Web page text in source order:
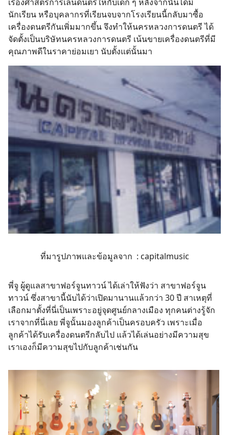
นักเรียน หรือบุคลากรที่เรียนจบจากโรงเรียนนี้กลับมาซื้อ
เครื่องดนตรีกันเพิ่มมากขึ้น จึงทำให้นครหลวงการดนตรี ได้
จัดตั้งเป็นบริษัทนครหลวงการดนตรี เน้นขายเครื่องดนตรีที่มี
คุณภาพดีในราคาย่อมเยา นับตั้งแต่นั้นมา
ที่มารูปภาพและข้อมูลจาก : capitalmusic
พี่จู ผู้ดูแลสาขาฟอร์จูนทาวน์ ได้เล่าให้ฟังว่า สาขาฟอร์จูน
ทาวน์ ซึ่งสาขานี้นับได้ว่าเปิดมานานแล้วกว่า 30 ปี สาเหตุที่
เลือกมาตั้งที่นี่เป็นเพราะอยู่จุดศูนย์กลางเมือง ทุกคนต่างรู้จัก
เราจากที่นี่เลย พี่จูนั้นมองลูกค้าเป็นครอบครัว เพราะเมื่อ
ลูกค้าได้รับเครื่องดนตรีกลับไป แล้วได้เล่นอย่างมีความสุข
เราเองก็มีความสุขไปกับลูกค้าเช่นกัน